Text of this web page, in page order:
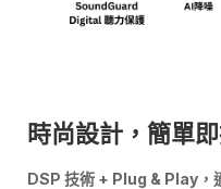
時尚設計，簡單
DSP 技術 + Plug & Play